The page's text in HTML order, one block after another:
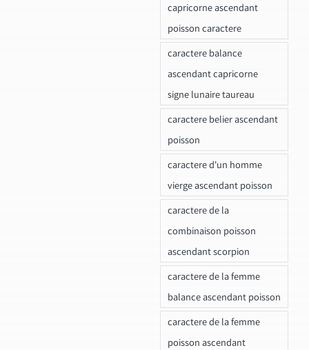
capricorne ascendant
poisson caractere
caractere balance
ascendant capricorne
signe lunaire taureau
caractere belier ascendant
poisson
caractere d'un homme
vierge ascendant poisson
caractere de la
combinaison poisson
ascendant scorpion
caractere de la femme
balance ascendant poisson
caractere de la femme
poisson ascendant